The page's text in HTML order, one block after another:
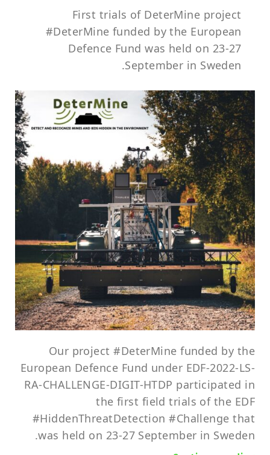
First trials of DeterMine project
#DeterMine funded by the European
Defence Fund was held on 23-27
September in Sweden.
Our project #DeterMine funded by the
European Defence Fund under EDF-2022-LS-
RA-CHALLENGE-DIGIT-HTDP participated in
the first field trials of the EDF
#HiddenThreatDetection #Challenge that
was held on 23-27 September in Sweden.